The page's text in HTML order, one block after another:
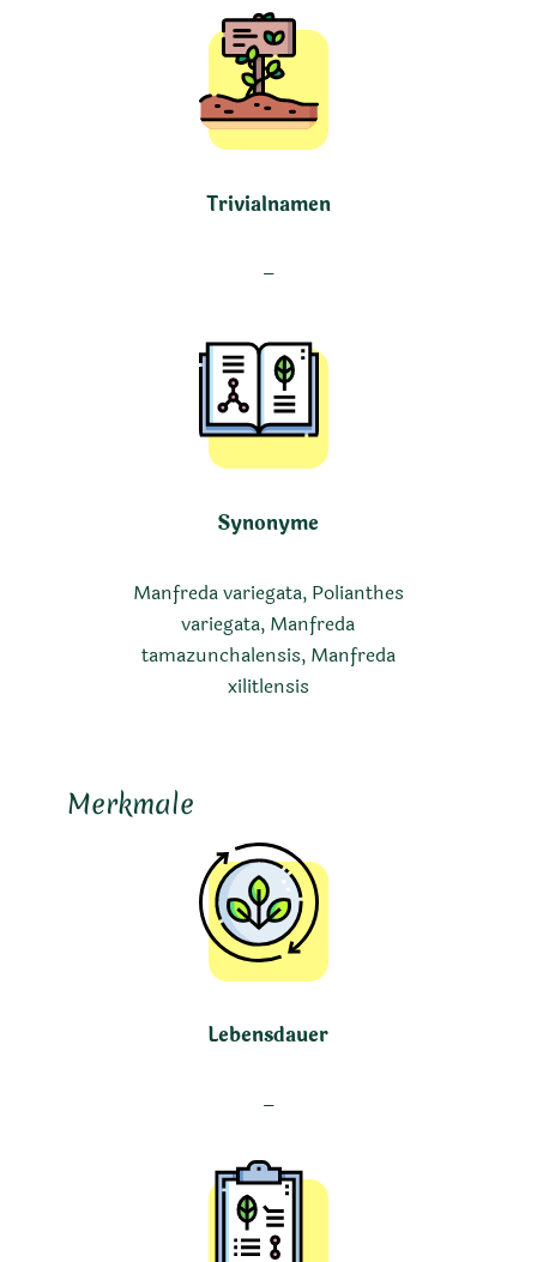
Trivialnamen
–
Synonyme
Manfreda variegata, Polianthes
variegata, Manfreda
tamazunchalensis, Manfreda
xilitlensis
Merkmale
Lebensdauer
–